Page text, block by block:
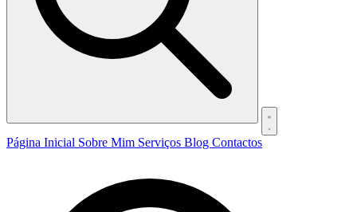
Página Inicial Sobre Mim Serviços Blog Contactos